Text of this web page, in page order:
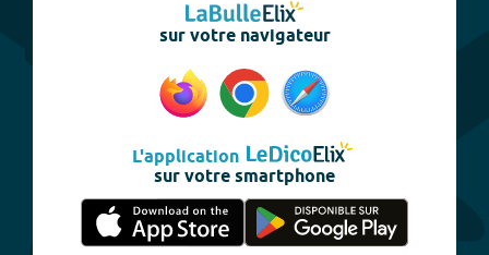
sur votre navigateur
L'application
sur votre smartphone